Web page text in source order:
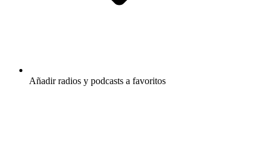
Añadir radios y podcasts a favoritos